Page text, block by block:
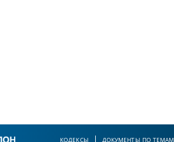
КОДЕКСЫ ДОКУМЕНТЫ ПО ТЕМАМ